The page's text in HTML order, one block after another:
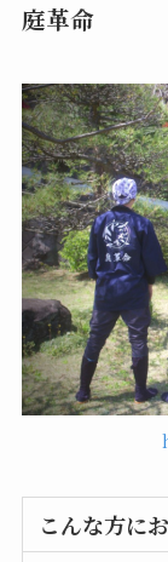
庭革命
こんな方に